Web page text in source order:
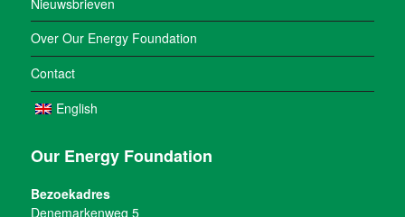
Over Our Energy Foundation
Contact
English
Our Energy Foundation
Bezoekadres
Denemarkenweg 5